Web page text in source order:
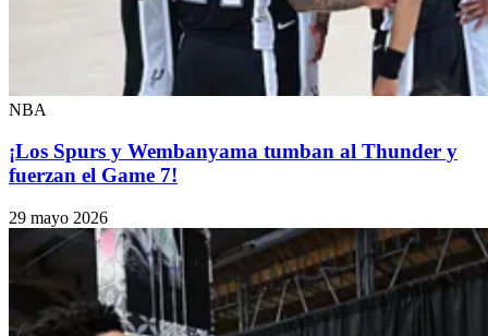
NBA
¡Los Spurs y Wembanyama tumban al Thunder y
fuerzan el Game 7!
29 mayo 2026